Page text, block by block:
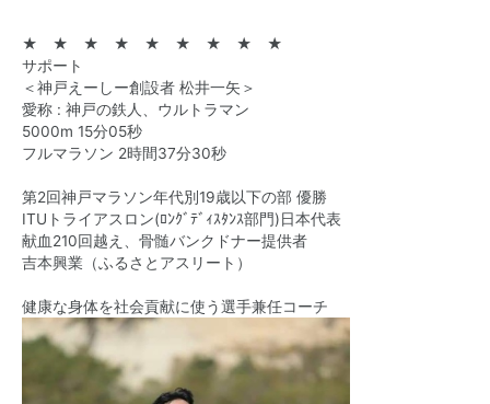
★ ★ ★ ★ ★ ★ ★ ★ ★
サポート
＜神戸えーしー創設者 松井一矢＞
愛称 : 神戸の鉄人、ウルトラマン
5000m 15分05秒
フルマラソン 2時間37分30秒
第2回神戸マラソン年代別19歳以下の部 優勝
ITUトライアスロン(ﾛﾝｸﾞﾃﾞｨｽﾀﾝｽ部門)日本代表
献血210回越え、骨髄バンクドナー提供者
吉本興業（ふるさとアスリート）
健康な身体を社会貢献に使う選手兼任コーチ